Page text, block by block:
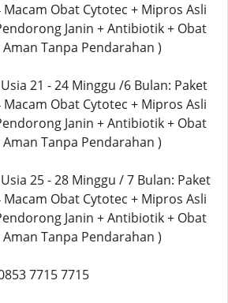
Macam Obat Cytotec + Mipros Asli
Janin + Antibiotik + Obat
Tanpa Pendarahan )
21 - 24 Minggu /6 Bulan: Paket
Macam Obat Cytotec + Mipros Asli
Janin + Antibiotik + Obat
Tanpa Pendarahan )
25 - 28 Minggu / 7 Bulan: Paket
Macam Obat Cytotec + Mipros Asli
Janin + Antibiotik + Obat
Tanpa Pendarahan )
7715 7715